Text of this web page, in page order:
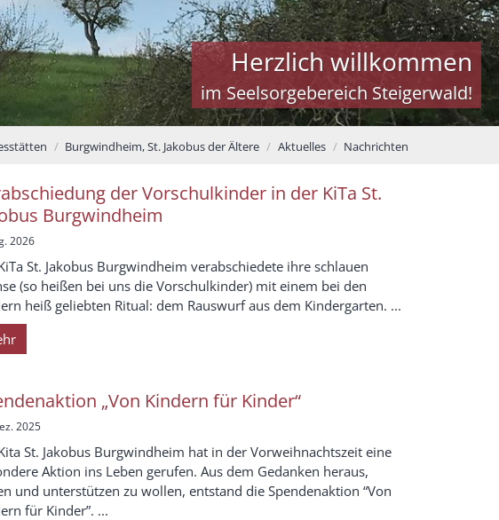
Herzlich willkommen
im Seelsorgebereich Steigerwald!
Burgwindheim, St. Jakobus der Ältere Aktuelles Nachrichten
der Vorschulkinder in der KiTa St.
Burgwindheim
2026
St. Jakobus Burgwindheim verabschiedete ihre schlauen
(so heißen bei uns die Vorschulkinder) mit einem bei den
heiß geliebten Ritual: dem Rauswurf aus dem Kindergarten. ...
„Von Kindern für Kinder“
2025
St. Jakobus Burgwindheim hat in der Vorweihnachtszeit eine
Aktion ins Leben gerufen. Aus dem Gedanken heraus,
und unterstützen zu wollen, entstand die Spendenaktion “Von
für Kinder”. ...